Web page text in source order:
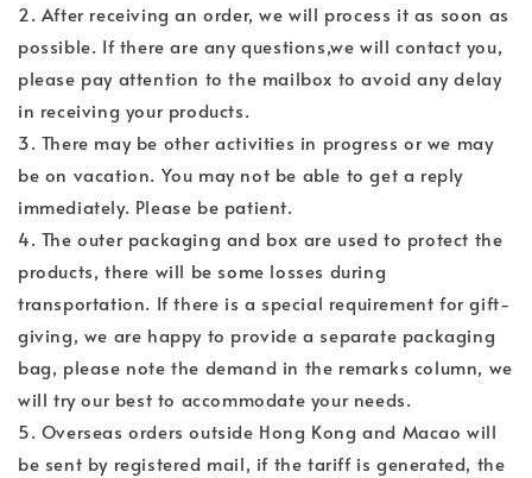
2. After receiving an order, we will process it as soon as
possible. If there are any questions,we will contact you,
please pay attention to the mailbox to avoid any delay
in receiving your products.
3. There may be other activities in progress or we may
be on vacation. You may not be able to get a reply
immediately. Please be patient.
4. The outer packaging and box are used to protect the
products, there will be some losses during
transportation. If there is a special requirement for gift-
giving, we are happy to provide a separate packaging
bag, please note the demand in the remarks column, we
will try our best to accommodate your needs.
5. Overseas orders outside Hong Kong and Macao will
be sent by registered mail, if the tariff is generated, the